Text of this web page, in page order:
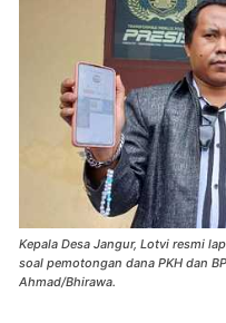
Kepala Desa Jangur, Lotvi resmi
soal pemotongan dana PKH dan
Ahmad/Bhirawa.